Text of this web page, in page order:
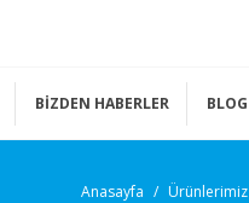
BİZDEN HABERLER BLOG
Anasayfa Ürünlerimiz